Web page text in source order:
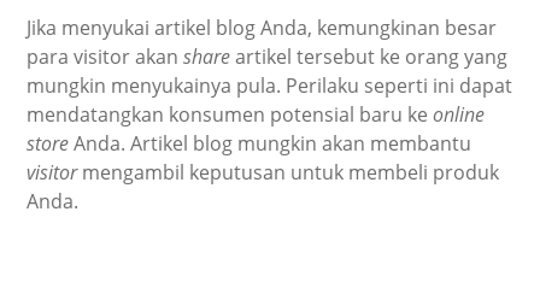
Jika menyukai artikel blog Anda, kemungkinan besar
para visitor akanshareartikel tersebut ke orang yang
mungkin menyukainya pula. Perilaku seperti ini dapat
mendatangkan konsumen potensial baru keonline
storeAnda. Artikel blog mungkin akan membantu
visitormengambil keputusan untuk membeli produk
Anda.